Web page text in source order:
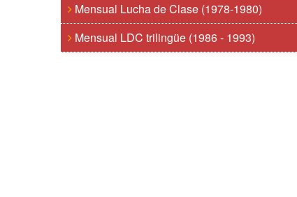
Mensual Lucha de Clase (1978-1980)
Mensual LDC trilingüe (1986 - 1993)